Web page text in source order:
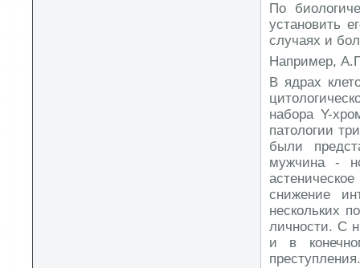
По
установить
случаях и
Например,
В ядрах
набора Y-
патологии
были
мужчина -
снижение
нескольких
личности. С
и в
преступления.